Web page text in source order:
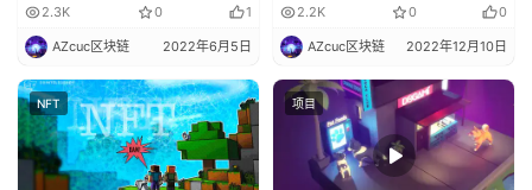
2.3K 0 1
AZcuc区块链 2022年6月5日
2.2K 0 0
AZcuc区块链 2022年12月10日
NFT 项目